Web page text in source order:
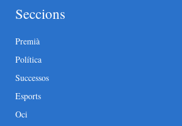
Seccions
Premià
Política
Successos
Esports
Oci